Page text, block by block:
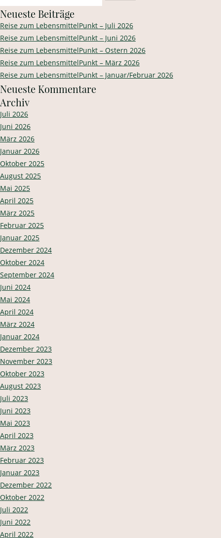
Neueste Beiträge
Reise zum LebensmittelPunkt – Juli 2026
Reise zum LebensmittelPunkt – Juni 2026
Reise zum LebensmittelPunkt – Ostern 2026
Reise zum LebensmittelPunkt – März 2026
Reise zum LebensmittelPunkt – Januar/Februar 2026
Neueste Kommentare
Archiv
Juli 2026
Juni 2026
März 2026
Januar 2026
Oktober 2025
August 2025
Mai 2025
April 2025
März 2025
Februar 2025
Januar 2025
Dezember 2024
Oktober 2024
September 2024
Juni 2024
Mai 2024
April 2024
März 2024
Januar 2024
Dezember 2023
November 2023
Oktober 2023
August 2023
Juli 2023
Juni 2023
Mai 2023
April 2023
März 2023
Februar 2023
Januar 2023
Dezember 2022
Oktober 2022
Juli 2022
Juni 2022
April 2022